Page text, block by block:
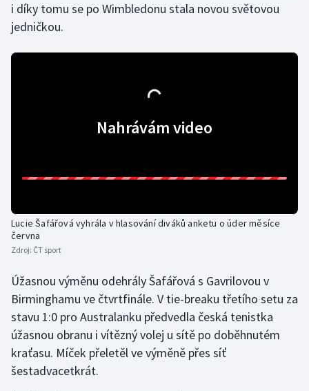
Krasobruslení
Olympijské hry
Parasport
Plavání
Plážový volejbal
Ragby
Rychlobruslení
Rychlostní kanoistika
i díky tomu se po Wimbledonu stala novou světovou
jedničkou.
Nahrávám video
Lucie Šafářová vyhrála v hlasování diváků anketu o úder měsíce
června
Zdroj: ČT sport
Úžasnou výměnu odehrály Šafářová s Gavrilovou v
Birminghamu ve čtvrtfinále. V tie-breaku třetího setu za
stavu 1:0 pro Australanku předvedla česká tenistka
úžasnou obranu i vítězný volej u sítě po doběhnutém
kraťasu. Míček přeletěl ve výměně přes síť
šestadvacetkrát.